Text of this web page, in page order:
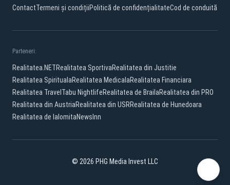
ContactTermeni și condițiiPolitică de confidențialitateCod de conduită
Parteneri:
Realitatea.NETRealitatea SportivaRealitatea din Justitie
Realitatea SpiritualaRealitatea MedicalaRealitatea Financiara
Realitatea Travel Tabu NightlifeRealitatea de BrailaRealitatea din PRO
Realitatea din AustriaRealitatea din USRRealitatea de Hunedoara
Realitatea de IalomitaNewsInn
© 2026 PHG Media Invest LLC